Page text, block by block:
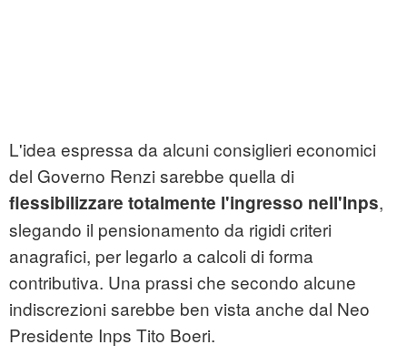
L'idea espressa da alcuni consiglieri economici
del Governo Renzi sarebbe quella di
flessibilizzare totalmente l'ingresso nell'Inps,
slegando il pensionamento da rigidi criteri
anagrafici, per legarlo a calcoli di forma
contributiva. Una prassi che secondo alcune
indiscrezioni sarebbe ben vista anche dal Neo
Presidente Inps Tito Boeri.